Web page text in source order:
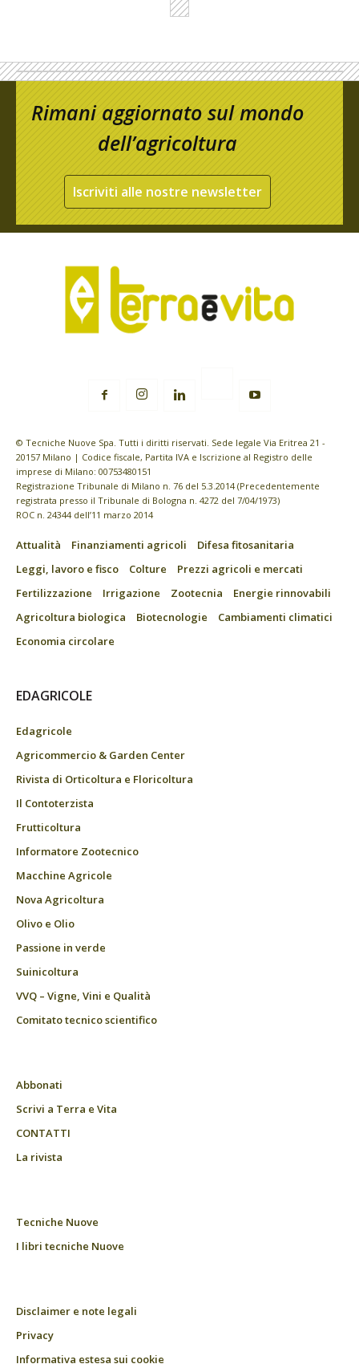
Rimani aggiornato sul mondo
dell’agricoltura
Iscriviti alle nostre newsletter
© Tecniche Nuove Spa. Tutti i diritti riservati. Sede legale Via Eritrea 21 -
20157 Milano | Codice fiscale, Partita IVA e Iscrizione al Registro delle
imprese di Milano: 00753480151
Registrazione Tribunale di Milano n. 76 del 5.3.2014 (Precedentemente
registrata presso il Tribunale di Bologna n. 4272 del 7/04/1973)
ROC n. 24344 dell’11 marzo 2014
Attualità Finanziamenti agricoli
Difesa fitosanitaria
Leggi, lavoro e fisco
Colture
Prezzi agricoli e mercati
Fertilizzazione
Irrigazione Zootecnia
Energie rinnovabili
Agricoltura biologica
Biotecnologie
Cambiamenti climatici
Economia circolare
EDAGRICOLE
Edagricole
Agricommercio & Garden Center
Rivista di Orticoltura e Floricoltura
Il Contoterzista
Frutticoltura
Informatore Zootecnico
Macchine Agricole
Nova Agricoltura
Olivo e Olio
Passione in verde
Suinicoltura
VVQ – Vigne, Vini e Qualità
Comitato tecnico scientifico
Abbonati
Scrivi a Terra e Vita
CONTATTI
La rivista
Tecniche Nuove
I libri tecniche Nuove
Disclaimer e note legali
Privacy
Informativa estesa sui cookie